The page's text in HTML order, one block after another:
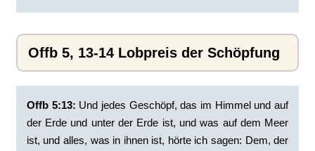
Offb 5, 13-14 Lobpreis der Schöpfung
Offb 5:13: ‭Und jedes Geschöpf, das im Himmel und auf
der Erde und unter der Erde ist, und was auf dem Meer
ist, und alles, was in ihnen ist, hörte ich sagen: Dem, der